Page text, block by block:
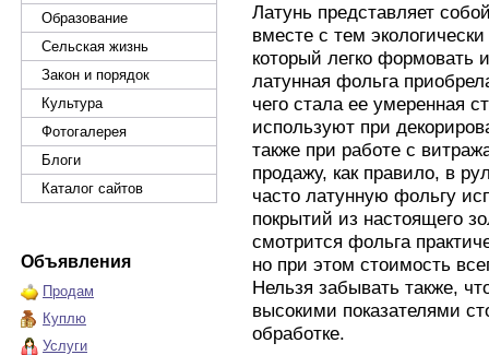
Образование
Сельская жизнь
Закон и порядок
Культура
Фотогалерея
Блоги
Каталог сайтов
Объявления
Продам
Куплю
Услуги
Латунь представляет
вместе с тем
который легко формовать
латунная фольга
чего стала ее умеренная
используют при
также при работе с
продажу, как правило, в
часто латунную фольгу
покрытий из настоящего
смотрится фольга
но при этом стоимость
Нельзя забывать также,
высокими показателями
обработке.